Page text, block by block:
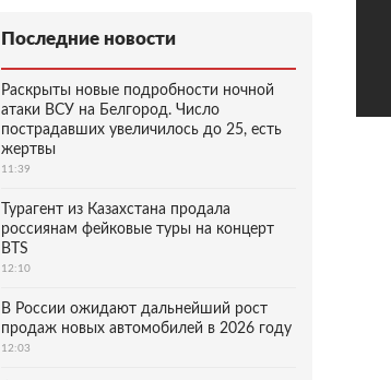
Последние новости
Раскрыты новые подробности ночной
атаки ВСУ на Белгород. Число
пострадавших увеличилось до 25, есть
жертвы
11:39
Турагент из Казахстана продала
россиянам фейковые туры на концерт
BTS
12:10
В России ожидают дальнейший рост
продаж новых автомобилей в 2026 году
12:03